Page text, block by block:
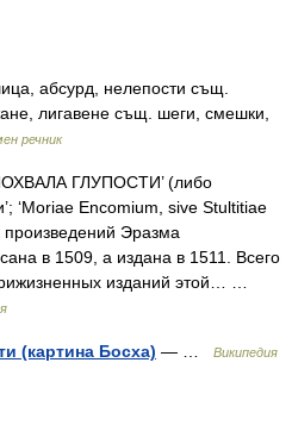
абсурд, нелепости същ.
лигавене същ. шеги, смешки,
речник
ГЛУПОСТИ’ (либо
‘Moriae Encomium, sive Stultitiae
произведений Эразма
в 1509, а издана в 1511. Всего
изданий этой… …
(картина Босха) — … Википедия